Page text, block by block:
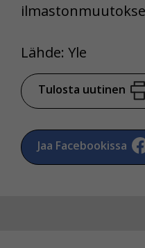
Lähde: Yle
Tulosta uutinen
Jaa Facebookissa